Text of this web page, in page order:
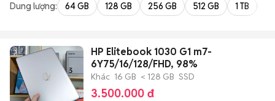
Dung lượng: 64 GB 128 GB 256 GB 512 GB 1 TB
HP Elitebook 1030 G1 m7-
6Y75/16/128/FHD, 98%
Khác 16 GB < 128 GB SSD
3.500.000 đ